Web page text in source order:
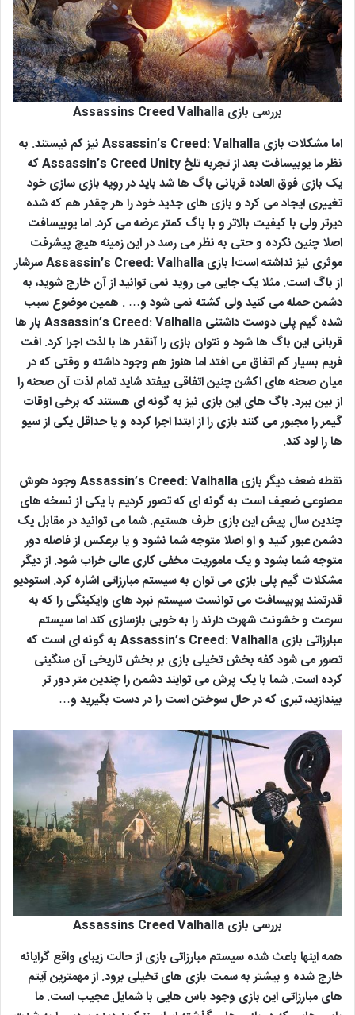
بررسی بازی Assassins Creed Valhalla
اما مشکلات بازی Assassin’s Creed: Valhalla نیز کم نیستند. به
نظر ما یوبیسافت بعد از تجربه تلخ Assassin’s Creed Unity که
یک بازی فوق العاده قربانی باگ ها شد باید در رویه بازی سازی خود
تغییری ایجاد می کرد و بازی های جدید خود را هر چقدر هم که شده
دیرتر ولی با کیفیت بالاتر و با باگ کمتر عرضه می کرد. اما یوبیسافت
اصلا چنین نکرده و حتی به نظر می رسد در این زمینه هیچ پیشرفت
موثری نیز نداشته است! بازی Assassin’s Creed: Valhalla سرشار
از باگ است. مثلا یک جایی می روید نمی توانید از آن خارج شوید، به
دشمن حمله می کنید ولی کشته نمی شود و… . همین موضوع سبب
شده گیم پلی دوست داشتنی Assassin’s Creed: Valhalla بار ها
قربانی این باگ ها شود و نتوان بازی را آنقدر ها با لذت اجرا کرد. افت
فریم بسیار کم اتفاق می افتد اما هنوز هم وجود داشته و وقتی که در
میان صحنه های اکشن چنین اتفاقی بیفتد شاید تمام لذت آن صحنه را
از بین ببرد. باگ های این بازی نیز به گونه ای هستند که برخی اوقات
گیمر را مجبور می کنند بازی را از ابتدا اجرا کرده و یا حداقل یکی از سیو
ها را لود کند.
نقطه ضعف دیگر بازی Assassin’s Creed: Valhalla وجود هوش
مصنوعی ضعیف است به گونه ای که تصور کردیم با یکی از نسخه های
چندین سال پیش این بازی طرف هستیم. شما می توانید در مقابل یک
دشمن عبور کنید و او اصلا متوجه شما نشود و یا برعکس از فاصله دور
متوجه شما بشود و یک ماموریت مخفی کاری عالی خراب شود. از دیگر
مشکلات گیم پلی بازی می توان به سیستم مبارزاتی اشاره کرد. استودیو
قدرتمند یوبیسافت می توانست سیستم نبرد های وایکینگی را که به
سرعت و خشونت شهرت دارند را به خوبی بازسازی کند اما سیستم
مبارزاتی بازی Assassin’s Creed: Valhalla به گونه ای است که
تصور می شود کفه بخش تخیلی بازی بر بخش تاریخی آن سنگینی
کرده است. شما با یک پرش می توایند دشمن را چندین متر دور تر
بیندازید، تبری که در حال سوختن است را در دست بگیرید و…
بررسی بازی Assassins Creed Valhalla
همه اینها باعث شده سیستم مبارزاتی بازی از حالت زیبای واقع گرایانه
خارج شده و بیشتر به سمت بازی های تخیلی برود. از مهمترین آیتم
های مبارزاتی این بازی وجود باس هایی با شمایل عجیب است. ما